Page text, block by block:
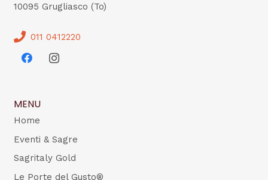
10095 Grugliasco (To)
011 0412220
MENU
Home
Eventi & Sagre
Sagritaly Gold
Le Porte del Gusto®